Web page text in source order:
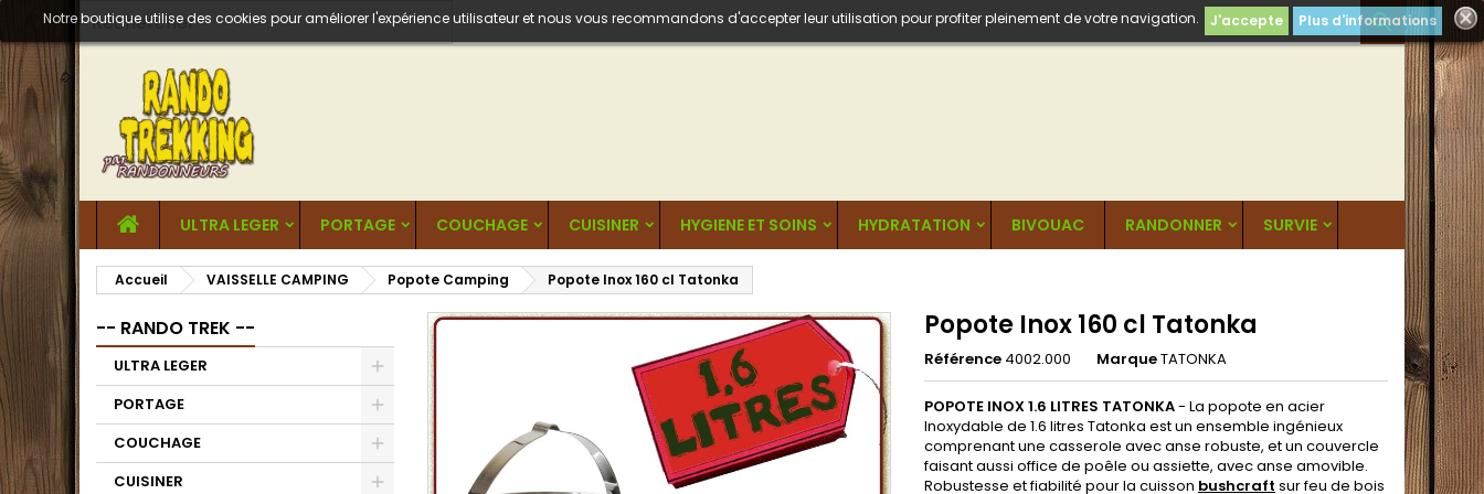

Notre boutique utilise des cookies pour améliorer l'expérience utilisateur et nous vous recommandons d'accepter leur utilisation pour profiter pleinement de votre navigation. J'accepte Plus d'informations
ULTRA LEGER PORTAGE COUCHAGE CUISINER HYGIENE ET SOINS HYDRATATION BIVOUAC RANDONNER SURVIE
Accueil VAISSELLE CAMPING Popote Camping Popote Inox 160 cl Tatonka
-- RANDO TREK --
ULTRA LEGER
PORTAGE
COUCHAGE
CUISINER
Popote Inox 160 cl Tatonka
Référence 4002.000 MarqueTATONKA
POPOTE INOX 1.6 LITRES TATONKA- La popote en acier
Inoxydable de 1.6 litres Tatonka est un ensemble ingénieux
comprenant une casserole avec anse robuste, et un couvercle
faisant aussi office de poêle ou assiette, avec anse amovible.
Robustesse et fiabilité pour la cuisson bushcraft sur feu de bois